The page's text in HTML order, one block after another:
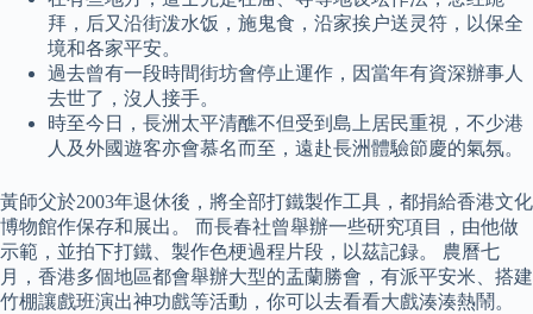
拜，后又沿街泼水饭，施鬼食，沿家挨户送灵符，以保全
境和各家平安。
過去曾有一段時間街坊會停止運作，因當年有資深辦事人
去世了，沒人接手。
時至今日，長洲太平清醮不但受到島上居民重視，不少港
人及外國遊客亦會慕名而至，遠赴長洲體驗節慶的氣氛。
黃師父於2003年退休後，將全部打鐵製作工具，都捐給香港文化
博物館作保存和展出。 而長春社曾舉辦一些研究項目，由他做
示範，並拍下打鐵、製作色梗過程片段，以茲記録。 農曆七
月，香港多個地區都會舉辦大型的盂蘭勝會，有派平安米、搭建
竹棚讓戲班演出神功戲等活動，你可以去看看大戲湊湊熱鬧。